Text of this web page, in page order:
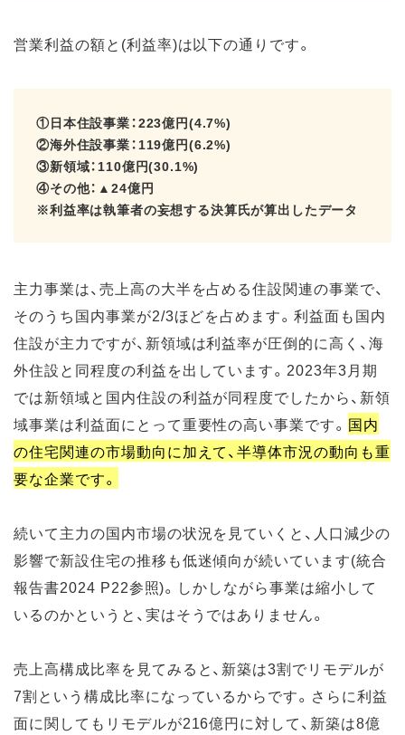
営業利益の額と(利益率)は以下の通りです。
①日本住設事業：223億円(4.7%)
②海外住設事業：119億円(6.2%)
③新領域：110億円(30.1%)
④その他：▲24億円
※利益率は執筆者の妄想する決算氏が算出したデータ
主力事業は、売上高の大半を占める住設関連の事業で、
そのうち国内事業が2/3ほどを占めます。利益面も国内
住設が主力ですが、新領域は利益率が圧倒的に高く、海
外住設と同程度の利益を出しています。2023年3月期
では新領域と国内住設の利益が同程度でしたから、新領
域事業は利益面にとって重要性の高い事業です。 国内
の住宅関連の市場動向に加えて、半導体市況の動向も重
要な企業です。
続いて主力の国内市場の状況を見ていくと、人口減少の
影響で新設住宅の推移も低迷傾向が続いています(統合
報告書2024 P22参照)。しかしながら事業は縮小して
いるのかというと、実はそうではありません。
売上高構成比率を見てみると、新築は3割でリモデルが
7割という構成比率になっているからです。さらに利益
面に関してもリモデルが216億円に対して、新築は8億